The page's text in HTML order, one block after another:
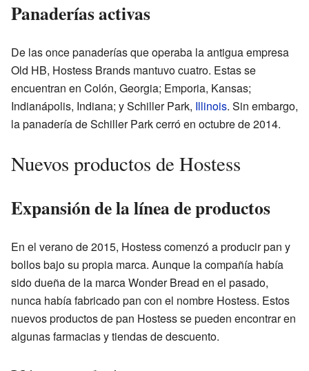
Panaderías activas
De las once panaderías que operaba la antigua empresa
Old HB, Hostess Brands mantuvo cuatro. Estas se
encuentran en Colón, Georgia; Emporia, Kansas;
Indianápolis, Indiana; y Schiller Park, Illinois. Sin embargo,
la panadería de Schiller Park cerró en octubre de 2014.
Nuevos productos de Hostess
Expansión de la línea de productos
En el verano de 2015, Hostess comenzó a producir pan y
bollos bajo su propia marca. Aunque la compañía había
sido dueña de la marca Wonder Bread en el pasado,
nunca había fabricado pan con el nombre Hostess. Estos
nuevos productos de pan Hostess se pueden encontrar en
algunas farmacias y tiendas de descuento.